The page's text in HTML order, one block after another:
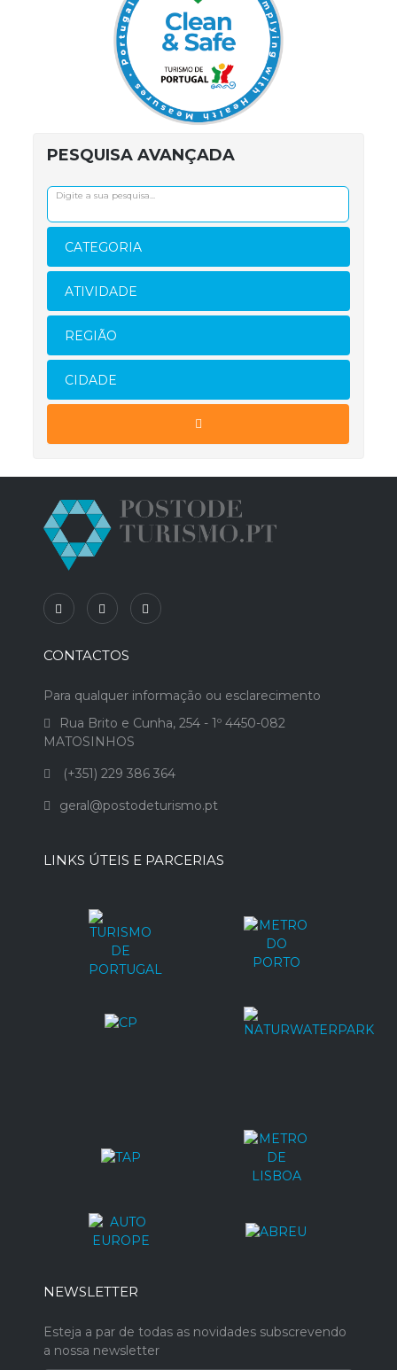
PESQUISA AVANÇADA
CATEGORIA
ATIVIDADE
REGIÃO
CIDADE
CONTACTOS
Para qualquer informação ou esclarecimento
Rua Brito e Cunha, 254 - 1º 4450-082
MATOSINHOS
(+351) 229 386 364
geral@postodeturismo.pt
LINKS ÚTEIS E PARCERIAS
NEWSLETTER
Esteja a par de todas as novidades subscrevendo
a nossa newsletter